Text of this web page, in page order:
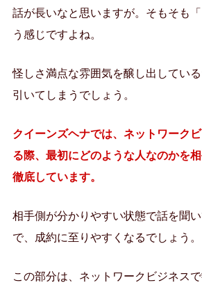
話が長いなと思いますが。そもそも
う感じですよね。
怪しさ満点な雰囲気を醸し出してい
引いてしまうでしょう。
クイーンズヘナでは、ネットワーク
る際、最初にどのような人なのかを
徹底しています。
相手側が分かりやすい状態で話を聞
で、成約に至りやすくなるでしょう。
この部分は、ネットワークビジネス